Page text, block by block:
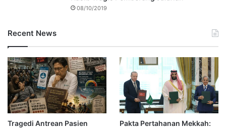
08/10/2019
Recent News
Tragedi Antrean Pasien
Pakta Pertahanan Mekkah: